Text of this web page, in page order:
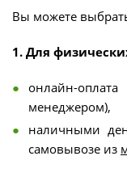
Вы можете
1. Для
онлайн-
менеджером),
наличными
самовывозе из